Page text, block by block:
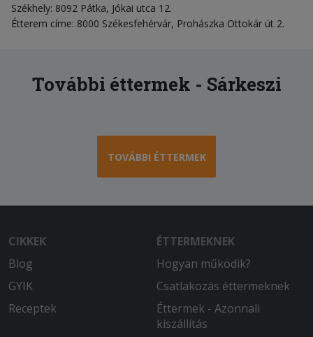
Székhely: 8092 Pátka, Jókai utca 12.
Étterem címe: 8000 Székesfehérvár, Prohászka Ottokár út 2.
További éttermek - Sárkeszi
TOVÁBBI ÉTTERMEK
CIKKEK
Blog
GYIK
Receptek
ÉTTERMEKNEK
Hogyan működik?
Csatlakozás éttermeknek
Éttermek - Azonnali
kiszállítás